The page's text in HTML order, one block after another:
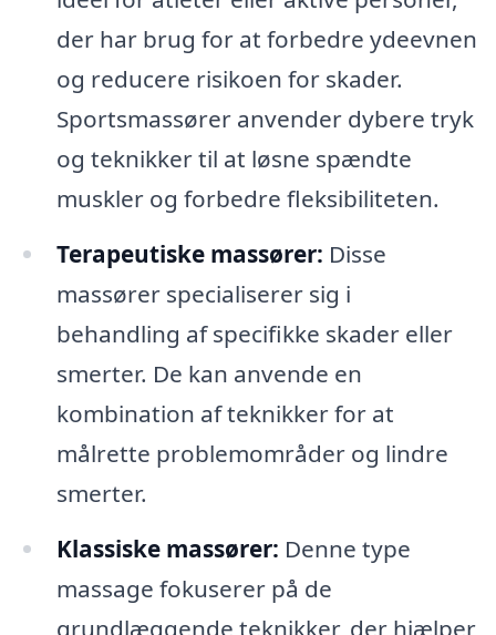
der har brug for at forbedre ydeevnen
og reducere risikoen for skader.
Sportsmassører anvender dybere tryk
og teknikker til at løsne spændte
muskler og forbedre fleksibiliteten.
Terapeutiske massører: Disse
massører specialiserer sig i
behandling af specifikke skader eller
smerter. De kan anvende en
kombination af teknikker for at
målrette problemområder og lindre
smerter.
Klassiske massører: Denne type
massage fokuserer på de
grundlæggende teknikker, der hjælper